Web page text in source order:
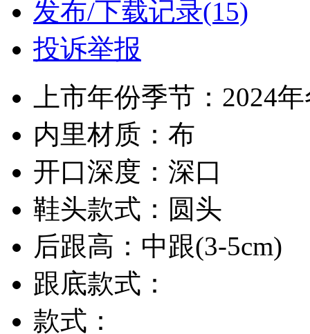
发布/下载记录(15)
投诉举报
上市年份季节：2024
内里材质：布
开口深度：深口
鞋头款式：圆头
后跟高：中跟(3-5cm)
跟底款式：
款式：